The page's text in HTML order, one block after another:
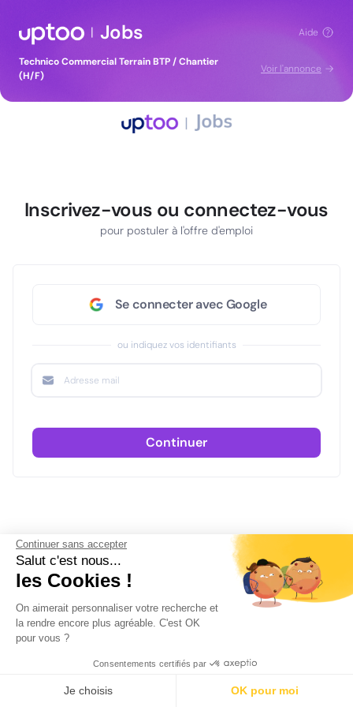
Continuer sans accepter
Salut c'est nous...
les Cookies !
On aimerait personnaliser votre recherche et
la rendre encore plus agréable. C'est OK
pour vous ?
Consentements certifiés par
Je choisis OK pour moi
| Jobs Aide
Technico Commercial Terrain BTP / Chantier
(H/F)
Voir l'annonce
Inscrivez-vous ou connectez-vous
pour postuler à l'offre d'emploi
Se connecter avec Google
ou indiquez vos identifiants
Continuer